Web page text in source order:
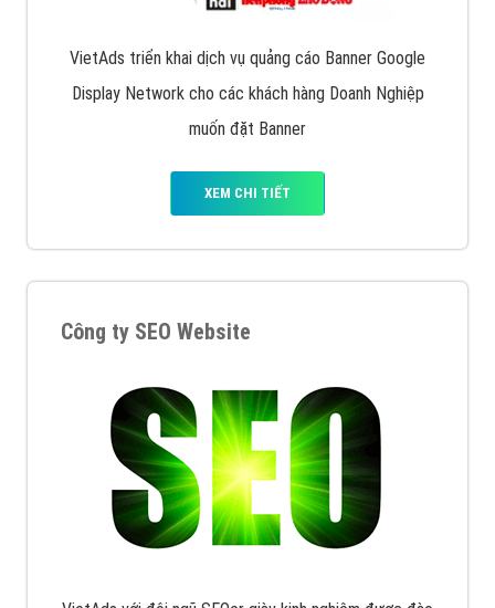
VietAds triển khai dịch vụ quảng cáo Banner Google
Display Network cho các khách hàng Doanh Nghiệp
muốn đặt Banner
XEM CHI TIẾT
Công ty SEO Website